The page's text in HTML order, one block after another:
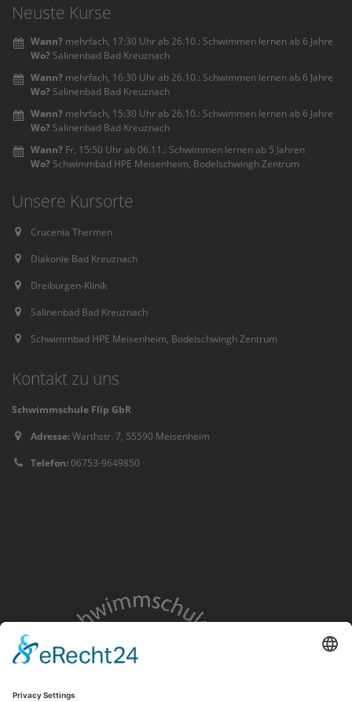
Neuste Kurse
Wann? mehrfach, 17:30 Uhr ab 26.10.: Schwimmen lernen ab 6 Jahre
Wo? Salinenbad Bad Kreuznach
Wann? mehrfach, 16:30 Uhr ab 26.10.: Schwimmen lernen ab 6 Jahre
Wo? Salinenbad Bad Kreuznach
Wann? mehrfach, 15:30 Uhr ab 26.10.: Schwimmen lernen ab 6 Jahre
Wo? Salinenbad Bad Kreuznach
Wann? Fr, 15:50 Uhr ab 06.11.: Schwimmen lernen ab 5 Jahren
Wo? Schwimmbad HPE Meisenheim, Bodelschwingh Zentrum
Unsere Kursorte
Crucenia Thermen
Diakonie Bad Kreuznach
Dreiburgen-Klinik
Salinenbad Bad Kreuznach
Schwimmbad HPE Meisenheim, Bodelschwingh Zentrum
Kontakt zu uns
Schwimmschule Flip GbR
Adresse:Warthstr. 7, 55590 Meisenheim
Telefon:06753-9649850